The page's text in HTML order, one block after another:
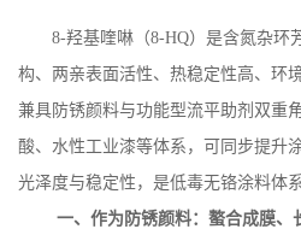
8-羟基喹啉（8-HQ）是含氮杂环
构、两亲表面活性、热稳定性高、环
兼具防锈颜料与功能型流平助剂双重
酸、水性工业漆等体系，可同步提升
光泽度与稳定性，是低毒无铬涂料体
一、作为防锈颜料：螯合成膜、